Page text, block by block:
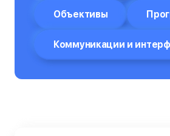
Посудомоечные машины
Прицелы ночного видения
Проекторы
Объективы
Коммуникации и